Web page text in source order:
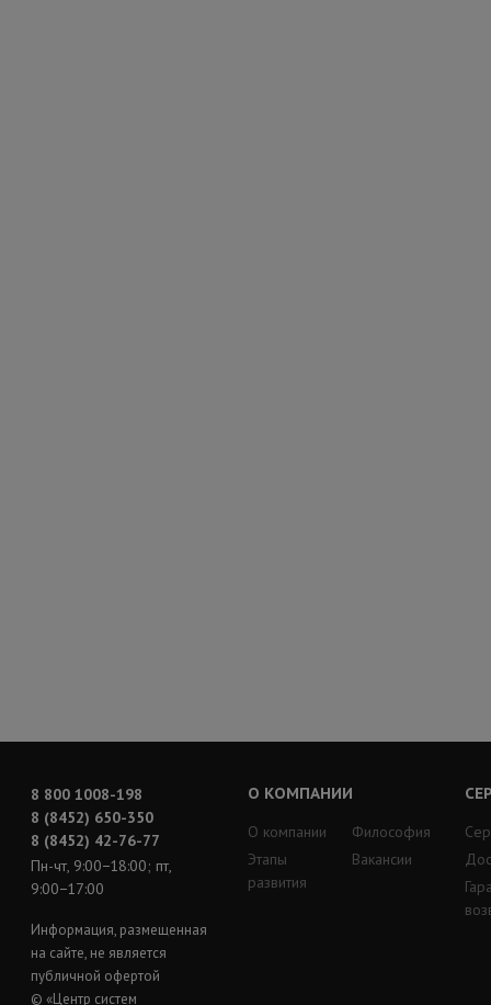
8 800 1008-198
8 (8452) 650-350
8 (8452) 42-76-77
Пн-чт, 9:00−18:00; пт,
9:00−17:00
Информация, размещенная
на сайте, не является
публичной офертой
© «Центр систем
О КОМПАНИИ
О компании
Этапы
развития
Философия
Вакансии